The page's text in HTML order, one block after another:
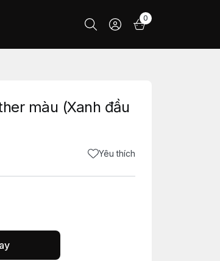
0
màu (Xanh đầu
Yêu thích